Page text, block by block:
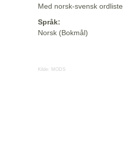
Med norsk-svensk ordliste
Språk:
Norsk (Bokmål)
Kilde: MODS